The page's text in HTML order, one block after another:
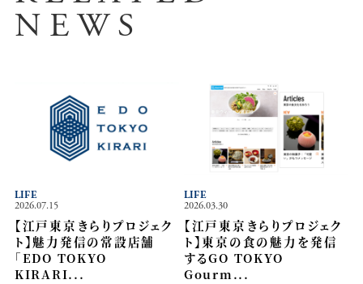
NEWS
2026.07.15
【江戸東京きらりプロジェク
ト】魅力発信の常設店舗
「EDO TOKYO
KIRARI...
LIFE
2026.03.30
【江戸東京きらりプロジェク
ト】東京の食の魅力を発信
するGO TOKYO
Gourm...
LIFE